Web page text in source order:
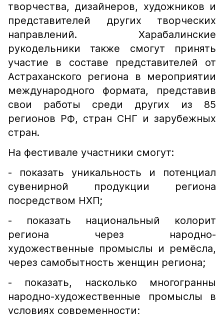
творчества, дизайнеров, художников и
представителей других творческих
направлений. Харабалинские
рукодельники также смогут принять
участие в составе представителей от
Астраханского региона в мероприятии
международного формата, представив
свои работы среди других из 85
регионов РФ, стран СНГ и зарубежных
стран.
На​ фестивале участники смогут:
- показать уникальность и​ потенциал
сувенирной продукции региона
посредством НХП;
- показать национальный колорит
региона через народно-
художественные промыслы и​ ремёсла,
через самобытность женщин региона;
- показать, насколько многогранны
народно-художественные промыслы в​
условиях современности;